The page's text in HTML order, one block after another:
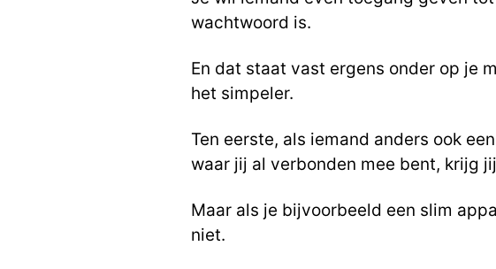
wachtwoord is.
En dat staat vast ergens onder op je
het simpeler.
Ten eerste, als iemand anders ook
waar jij al verbonden mee bent, krijg
Maar als je bijvoorbeeld een slim
niet.